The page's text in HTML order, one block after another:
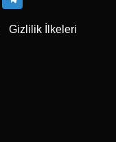
Gizlilik İlkeleri